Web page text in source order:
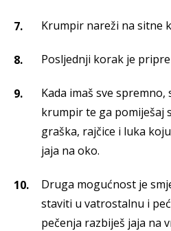
Krumpir nareži na sitne
Posljednji korak je
Kada imaš sve spremno,
krumpir te ga pomiješaj
graška, rajčice i luka
jaja na oko.
Druga mogućnost je
staviti u vatrostalnu i
pečenja razbiješ jaja na